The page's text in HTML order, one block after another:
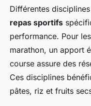
Différentes
repas sportifs
performance. Pour
marathon, un apport
course assure des
Ces disciplines
pâtes, riz et fruits